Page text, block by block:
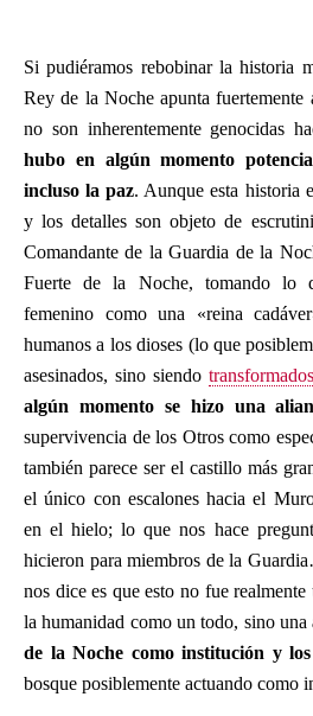
Si pudiéramos rebobinar la historia
Rey de la Noche apunta
no son inherentemente genocidas
hubo en algún momento
incluso la paz. Aunque esta historia
y los detalles son objeto de
Comandante de la Guardia de la
Fuerte de la Noche, tomando lo
femenino como una «reina
humanos a los dioses (lo que
asesinados, sino siendo
algún momento se hizo una
supervivencia de los Otros como
también parece ser el castillo más
el único con escalones hacia el
en el hielo; lo que nos hace
hicieron para miembros de la
nos dice es que esto no fue
la humanidad como un todo, sino una
de la Noche como institución y
bosque posiblemente actuando como